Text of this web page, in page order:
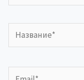
Название*
Email*